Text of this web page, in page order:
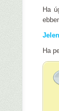
Ha
Ha